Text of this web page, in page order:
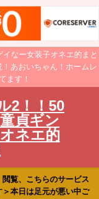
なー女装子オネエ的まと
あおいちゃん！ホームレ
ます！
2！！50
貞ギン
ネエ的
覧、こちらのサービス
本日は足元が悪い中ご